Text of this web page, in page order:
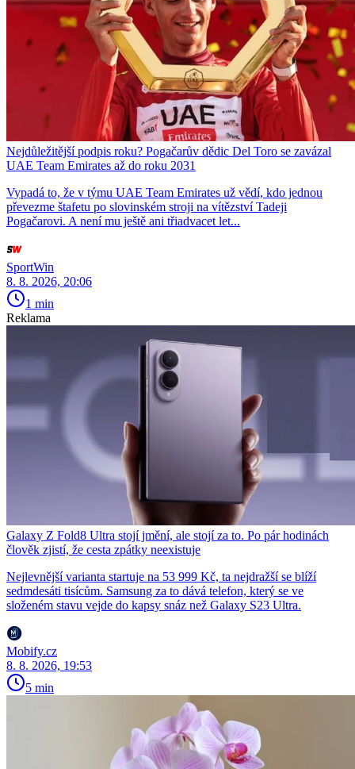
Nejdůležitější podpis roku? Pogačarův dědic Del Toro se zavázal
UAE Team Emirates až do roku 2031
Vypadá to, že v týmu UAE Team Emirates už vědí, kdo jednou
převezme štafetu po slovinském stroji na vítězství Tadeji
Pogačarovi. A není mu ještě ani třiadvacet let...
SportWin
8. 8. 2026, 20:06
1 min
Reklama
Galaxy Z Fold8 Ultra stojí jmění, ale stojí za to. Po pár hodinách
člověk zjistí, že cesta zpátky neexistuje
Nejlevnější varianta startuje na 53 999 Kč, ta nejdražší se blíží
sedmdesáti tisícům. Samsung za to dává telefon, který se ve
složeném stavu vejde do kapsy snáz než Galaxy S23 Ultra.
Mobify.cz
8. 8. 2026, 19:53
5 min